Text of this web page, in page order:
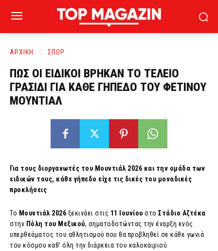
ΑΡΧΙΚΗ ΣΠΟΡ
ΠΩΣ ΟΙ ΕΙΔΙΚΟΙ ΒΡΗΚΑΝ ΤΟ ΤΕΛΕΙΟ
ΓΡΑΣΙΔΙ ΓΙΑ ΚΑΘΕ ΓΗΠΕΔΟ ΤΟΥ ΦΕΤΙΝΟΥ
ΜΟΥΝΤΙΑΛ
Για τους διοργανωτές του Μουντιάλ 2026 και την ομάδα των
ειδικών τους, κάθε γήπεδο είχε τις δικές του μοναδικές
προκλήσεις
Το Μουντιάλ 2026 ξεκινάει στις 11 Ιουνίου στο Στάδιο Αζτέκα
στην Πόλη του Μεξικού, σηματοδοτώντας την έναρξη ενός
υπερθεάματος του αθλητισμού που θα προβληθεί σε κάθε γωνιά
του κόσμου καθ’ όλη την διάρκεια του καλοκαιριού.